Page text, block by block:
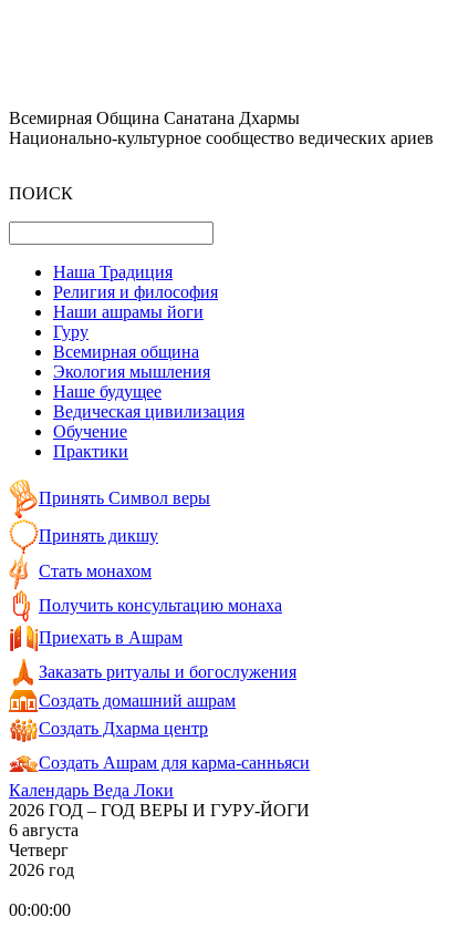
Всемирная Община Санатана Дхармы
Национально-культурное сообщество ведических ариев
ПОИСК
Наша Традиция
Религия и философия
Наши ашрамы йоги
Гуру
Всемирная община
Экология мышления
Наше будущее
Ведическая цивилизация
Обучение
Практики
Принять Символ веры
Принять дикшу
Стать монахом
Получить консультацию монаха
Приехать в Ашрам
Заказать ритуалы и богослужения
Создать домашний ашрам
Создать Дхарма центр
Создать Ашрам для карма-санньяси
Календарь Веда Локи
2026 ГОД – ГОД ВЕРЫ И ГУРУ-ЙОГИ
6 августа
Четверг
2026 год
00:00:00